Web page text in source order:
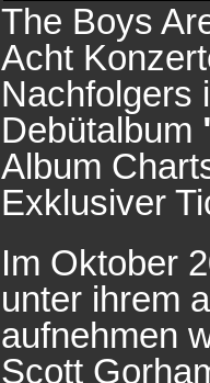
The Boys
Acht
Nachfolgers
Debütalbum
Album
Exklusiver
Im Oktober
unter ihrem
aufnehmen
Scott